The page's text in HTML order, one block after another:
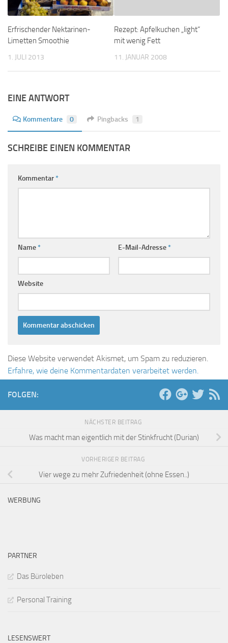
Erfrischender Nektarinen-
Limetten Smoothie
1. JULI 2013
Rezept: Apfelkuchen „light“
mit wenig Fett
11. JANUAR 2008
EINE ANTWORT
Kommentare 0 Pingbacks 1
SCHREIBE EINEN KOMMENTAR
Kommentar*
Name* E-Mail-Adresse*
Website
Diese Website verwendet Akismet, um Spam zu reduzieren.
Erfahre, wie deine Kommentardaten verarbeitet werden.
FOLGEN:
NÄCHSTER BEITRAG
Was macht man eigentlich mit der Stinkfrucht (Durian)
VORHERIGER BEITRAG
Vier wege zu mehr Zufriedenheit (ohne Essen..)
WERBUNG
PARTNER
Das Büroleben
Personal Training
LESENSWERT